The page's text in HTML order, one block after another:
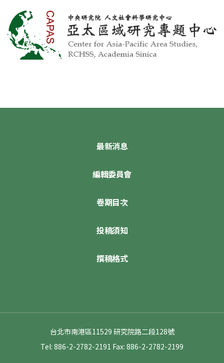
最新消息
編輯委員會
卷期目次
投稿須知
撰稿格式
台北市南港區11529 研究院路二段128號
Tel: 886-2-2782-2191 Fax: 886-2-2782-2199